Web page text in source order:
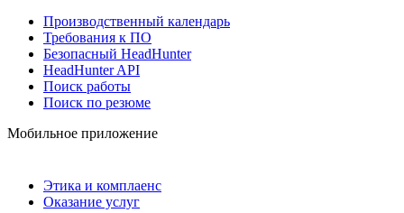
Производственный календарь
Требования к ПО
Безопасный HeadHunter
HeadHunter API
Поиск работы
Поиск по резюме
Мобильное приложение
Этика и комплаенс
Оказание услуг